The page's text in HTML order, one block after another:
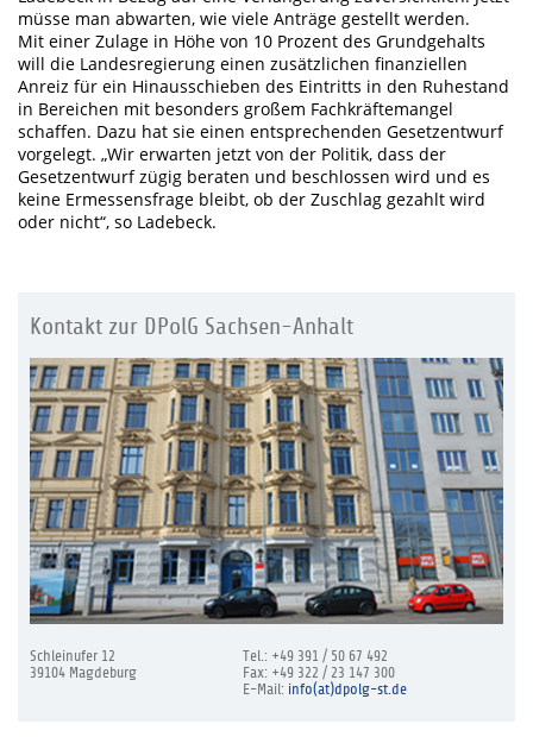
müsse man abwarten, wie viele Anträge gestellt werden.
Mit einer Zulage in Höhe von 10 Prozent des Grundgehalts
will die Landesregierung einen zusätzlichen finanziellen
Anreiz für ein Hinausschieben des Eintritts in den Ruhestand
in Bereichen mit besonders großem Fachkräftemangel
schaffen. Dazu hat sie einen entsprechenden Gesetzentwurf
vorgelegt. „Wir erwarten jetzt von der Politik, dass der
Gesetzentwurf zügig beraten und beschlossen wird und es
keine Ermessensfrage bleibt, ob der Zuschlag gezahlt wird
oder nicht“, so Ladebeck.
Kontakt zur DPolG Sachsen-Anhalt
Schleinufer 12
39104 Magdeburg
Tel.: +49 391 / 50 67 492
Fax: +49 322 / 23 147 300
E-Mail: info(at)dpolg-st.de